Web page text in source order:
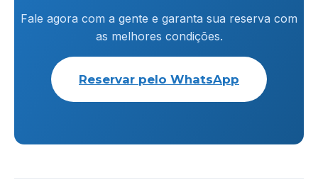
Fale agora com a gente e garanta sua reserva com
as melhores condições.
Reservar pelo WhatsApp